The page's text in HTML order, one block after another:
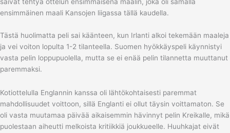
saivat tehtyä ottelun ensimmäisenä maalin, joka oli samalla
ensimmäinen maali Kansojen liigassa tällä kaudella.
Tästä huolimatta peli sai käänteen, kun Irlanti alkoi tekemään maaleja
ja vei voiton lopulta 1-2 tilanteella. Suomen hyökkäyspeli käynnistyi
vasta pelin loppupuolella, mutta se ei enää pelin tilannetta muuttanut
paremmaksi.
Kotiottelulla Englannin kanssa oli lähtökohtaisesti paremmat
mahdollisuudet voittoon, sillä Englanti ei ollut täysin voittamaton. Se
oli vasta muutamaa päivää aikaisemmin hävinnyt pelin Kreikalle, mikä
puolestaan aiheutti melkoista kritiikkiä joukkueelle. Huuhkajat eivät